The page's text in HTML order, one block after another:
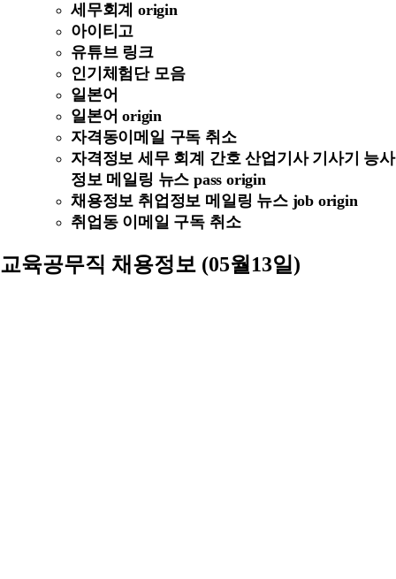
세무회계 origin
아이티고
유튜브 링크
인기체험단 모음
일본어
일본어 origin
자격동이메일 구독 취소
자격정보 세무 회계 간호 산업기사 기사기 능사
정보 메일링 뉴스 pass origin
채용정보 취업정보 메일링 뉴스 job origin
취업동 이메일 구독 취소
교육공무직 채용정보 (05월13일)